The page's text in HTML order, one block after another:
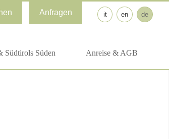
Anfragen it en de
Südtirols Süden Anreise & AGB